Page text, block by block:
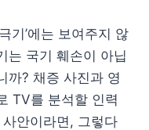
기’에는 보여주지 않
는 국기 훼손이 아닙
까? 채증 사진과 영
TV를 분석할 인력
안이라면, 그렇다